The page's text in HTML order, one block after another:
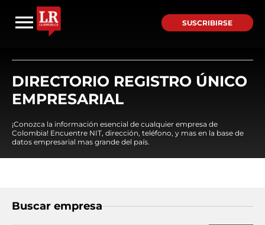
SUSCRIBIRSE
DIRECTORIO REGISTRO ÚNICO
EMPRESARIAL
¡Conozca la información esencial de cualquier empresa de
Colombia! Encuentre NIT, dirección, teléfono, y mas en la base de
datos empresarial mas grande del país.
Buscar empresa